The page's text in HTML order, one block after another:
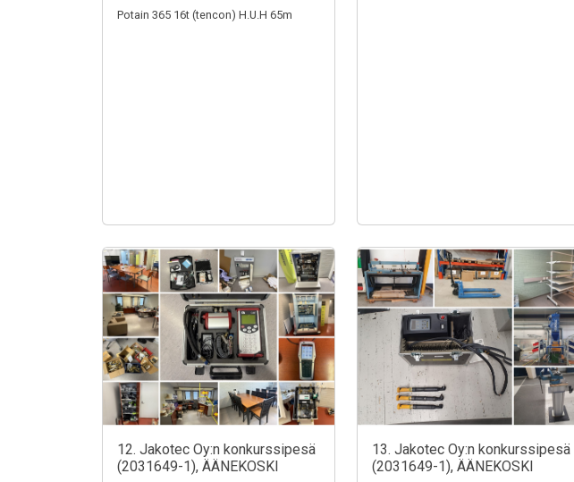
Potain 365 16t (tencon) H.U.H 65m
12. Jakotec Oy:n konkurssipesä
(2031649-1), ÄÄNEKOSKI
13. Jakotec Oy:n konkurssipesä
(2031649-1), ÄÄNEKOSKI